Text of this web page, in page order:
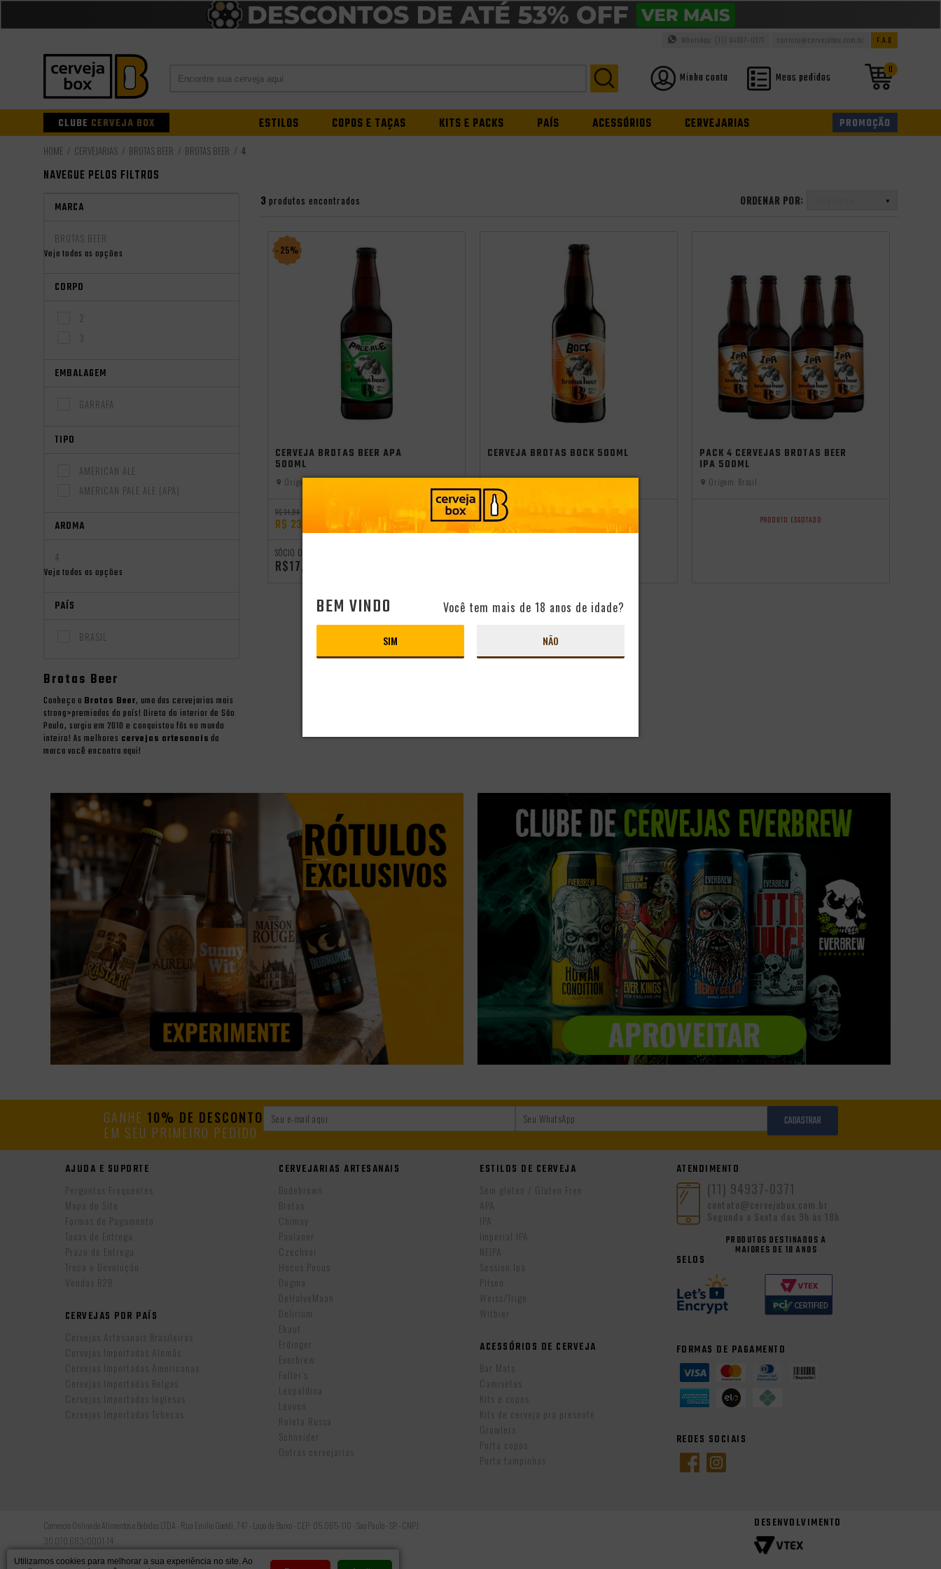
F.A.Q
contato@cervejabox.com.br
WhatsApp: (11) 94937-0371
0
Minha conta Meus pedidos
CLUBE CERVEJA BOX ESTILOS COPOS E TAÇAS KITS E PACKS PAÍS ACESSÓRIOS CERVEJARIAS PROMOÇÃO
CERVEJARIAS BROTAS BEER BROTAS BEER 4
NAVEGUE PELOS FILTROS
MARCA
BROTAS BEER
Veja todas as opções
CORPO
2
3
EMBALAGEM
GARRAFA
TIPO
AMERICAN ALE
AMERICAN PALE ALE (APA)
AROMA
4
Veja todas as opções
PAÍS
BRASIL
Brotas Beer
Conheça a Brotas Beer, uma das cervejarias mais
strong>premiadas do país! Direto do interior de São
Paulo, surgiu em 2010 e conquistou fãs no mundo
inteiro! As melhores cervejas artesanais da
marca você encontra aqui!
3 produtos encontrados ORDENAR POR:
- 25%
CERVEJA BROTAS BEER APA
500ML
Origem:
American Pale Ale - APA
R$ 31,98
R$ 23,98 ADICIONAR
SÓCIO DO CLUBE
R$17,10
CERVEJA BROTAS BOCK 500ML PACK 4 CERVEJAS BROTAS BEER
IPA 500ML
Origem: Brasil
PRODUTO ESGOTADO
GANHE 10% DE DESCONTO
EM SEU PRIMEIRO PEDIDO
CADASTRAR
AJUDA E SUPORTE
Perguntas Frequentes
Mapa do Site
Formas de Pagamento
Taxas de Entrega
Prazo de Entrega
Troca e Devolução
Vendas B2B
CERVEJAS POR PAÍS
Cervejas Artesanais Brasileiras
Cervejas Importadas Alemãs
Cervejas Importadas Americanas
Cervejas Importadas Belgas
Cervejas Importadas Inglesas
Cervejas Importadas Tchecas
CERVEJARIAS ARTESANAIS
Bodebrown
Brotas
Chimay
Paulaner
Czechvar
Hocus Pocus
Dogma
DeHalveMaan
Delirium
Ekaut
Erdinger
Everbrew
Fuller’s
Leopoldina
Leuven
Roleta Russa
Schneider
Outras cervejarias
ESTILOS DE CERVEJA
Sem glúten / Gluten Free
APA
IPA
Imperial IPA
NEIPA
Session Ipa
Pilsen
Weiss/Trigo
Witbier
ACESSÓRIOS DE CERVEJA
Bar Mats
Camisetas
Kits e copos
Kits de cerveja pra presente
Growlers
Porta copos
Porta tampinhas
ATENDIMENTO
(11) 94937-0371
contato@cervejabox.com.br
Segunda a Sexta das 9h às 18h
PRODUTOS DESTINADOS A
MAIORES DE 18 ANOS
SELOS
FORMAS DE PAGAMENTO
REDES SOCIAIS
Comercio Online de Alimentos e Bebidas LTDA - Rua Emilio Goeldi, 747 - Lapa de Baixo - CEP: 05.065-110 - Sao Paulo - SP - CNPJ:
30.070.683/0001-14
Copyright © 2026, TODOS OS DIREITOS RESERVADOS.
DESENVOLVIMENTO
BEM VINDO Você tem mais de 18 anos de idade?
SIM NÃO
Utilizamos cookies para melhorar a sua experiência no site. Ao